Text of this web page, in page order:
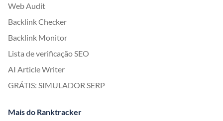
Web Audit
Backlink Checker
Backlink Monitor
Lista de verificação SEO
AI Article Writer
GRÁTIS: SIMULADOR SERP
Mais do Ranktracker